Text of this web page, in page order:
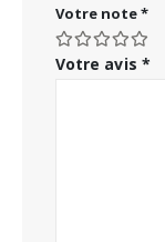
Votre note*
Votre avis *